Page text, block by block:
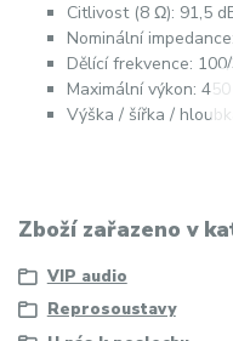
Citlivost (8 Ω): 91,5
Nominální
Dělící frekvence:
Maximální výkon:
Výška / šířka /
Zboží zařazeno v
VIP audio
Reprosoustavy